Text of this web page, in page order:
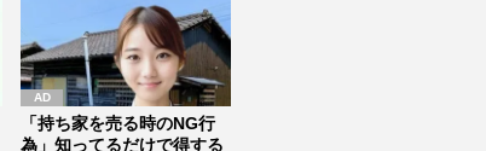
「持ち家を売る時のNG行
為」知ってるだけで得する